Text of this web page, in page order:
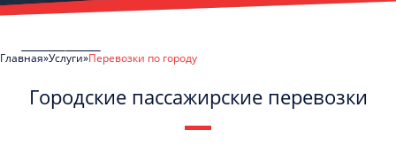
Главная Услуги Перевозки по городу
Городские пассажирские перевозки